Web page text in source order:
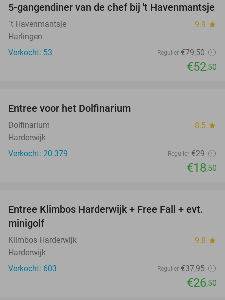
34%
NEW
TODAY
5-gangendiner van de chef bij 't Havenmantsje
´t Havenmantsje 9.9 star
Harlingen
Verkocht: 53
Regulier €79,50
€52,50
Entree voor het Dolfinarium
Dolfinarium 8.5 star
Harderwijk
Verkocht: 20.379
Regulier €29
€18,50
30%
Entree Klimbos Harderwijk + Free Fall + evt.
minigolf
Klimbos Harderwijk 9.8 star
Harderwijk
Verkocht: 603
Regulier €37,95
€26,50